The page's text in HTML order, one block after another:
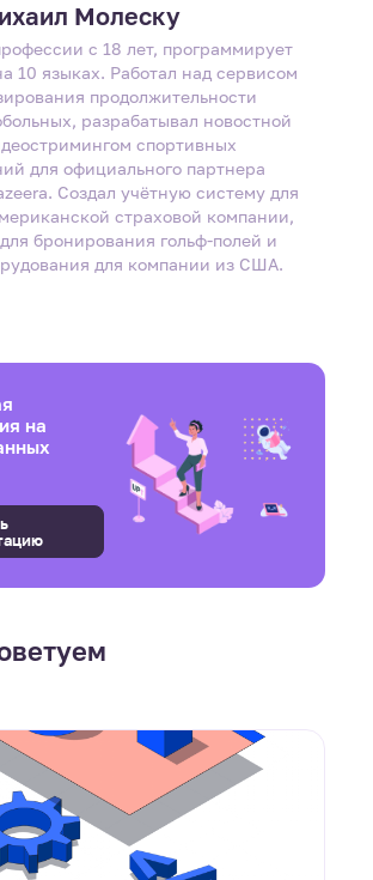
Молеску
с 18 лет, программирует
10 языках. Работал над сервисом
продолжительности
разрабатывал новостной
спортивных
для официального партнера
Создал учётную систему для
страховой компании,
бронирования гольф-полей и
для компании из США.
на